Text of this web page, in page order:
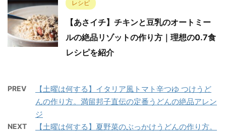
レシピ
【あさイチ】チキンと豆乳のオートミー
ルの絶品リゾットの作り方｜理想の0.7食
レシピを紹介
PREV
【土曜は何する】イタリア風トマト辛つゆ つけうど
んの作り方。満留邦子直伝の定番うどんの絶品アレン
ジ
NEXT
【土曜は何する】夏野菜のぶっかけうどんの作り方。